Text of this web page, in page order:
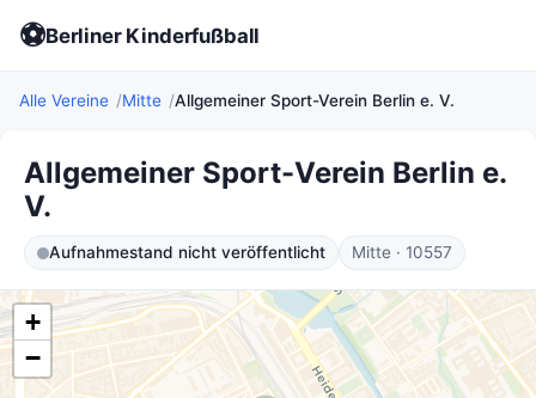
⚽Berliner Kinderfußball
Alle Vereine Mitte Allgemeiner Sport-Verein Berlin e. V.
Allgemeiner Sport-Verein Berlin e.
V.
Aufnahmestand nicht veröffentlicht Mitte · 10557
+
−